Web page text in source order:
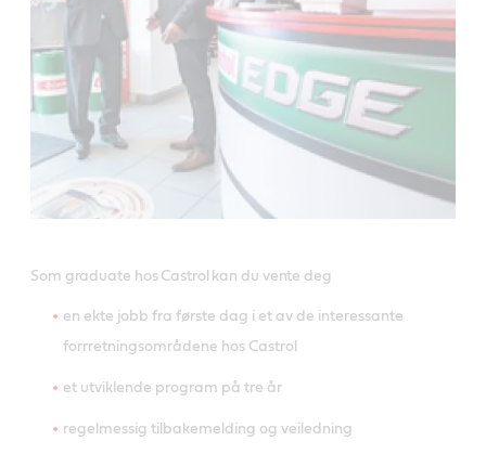
Som graduate hos Castrol kan du vente deg
en ekte jobb fra første dag i et av de interessante
forrretningsområdene hos Castrol
et utviklende program på tre år
regelmessig tilbakemelding og veiledning